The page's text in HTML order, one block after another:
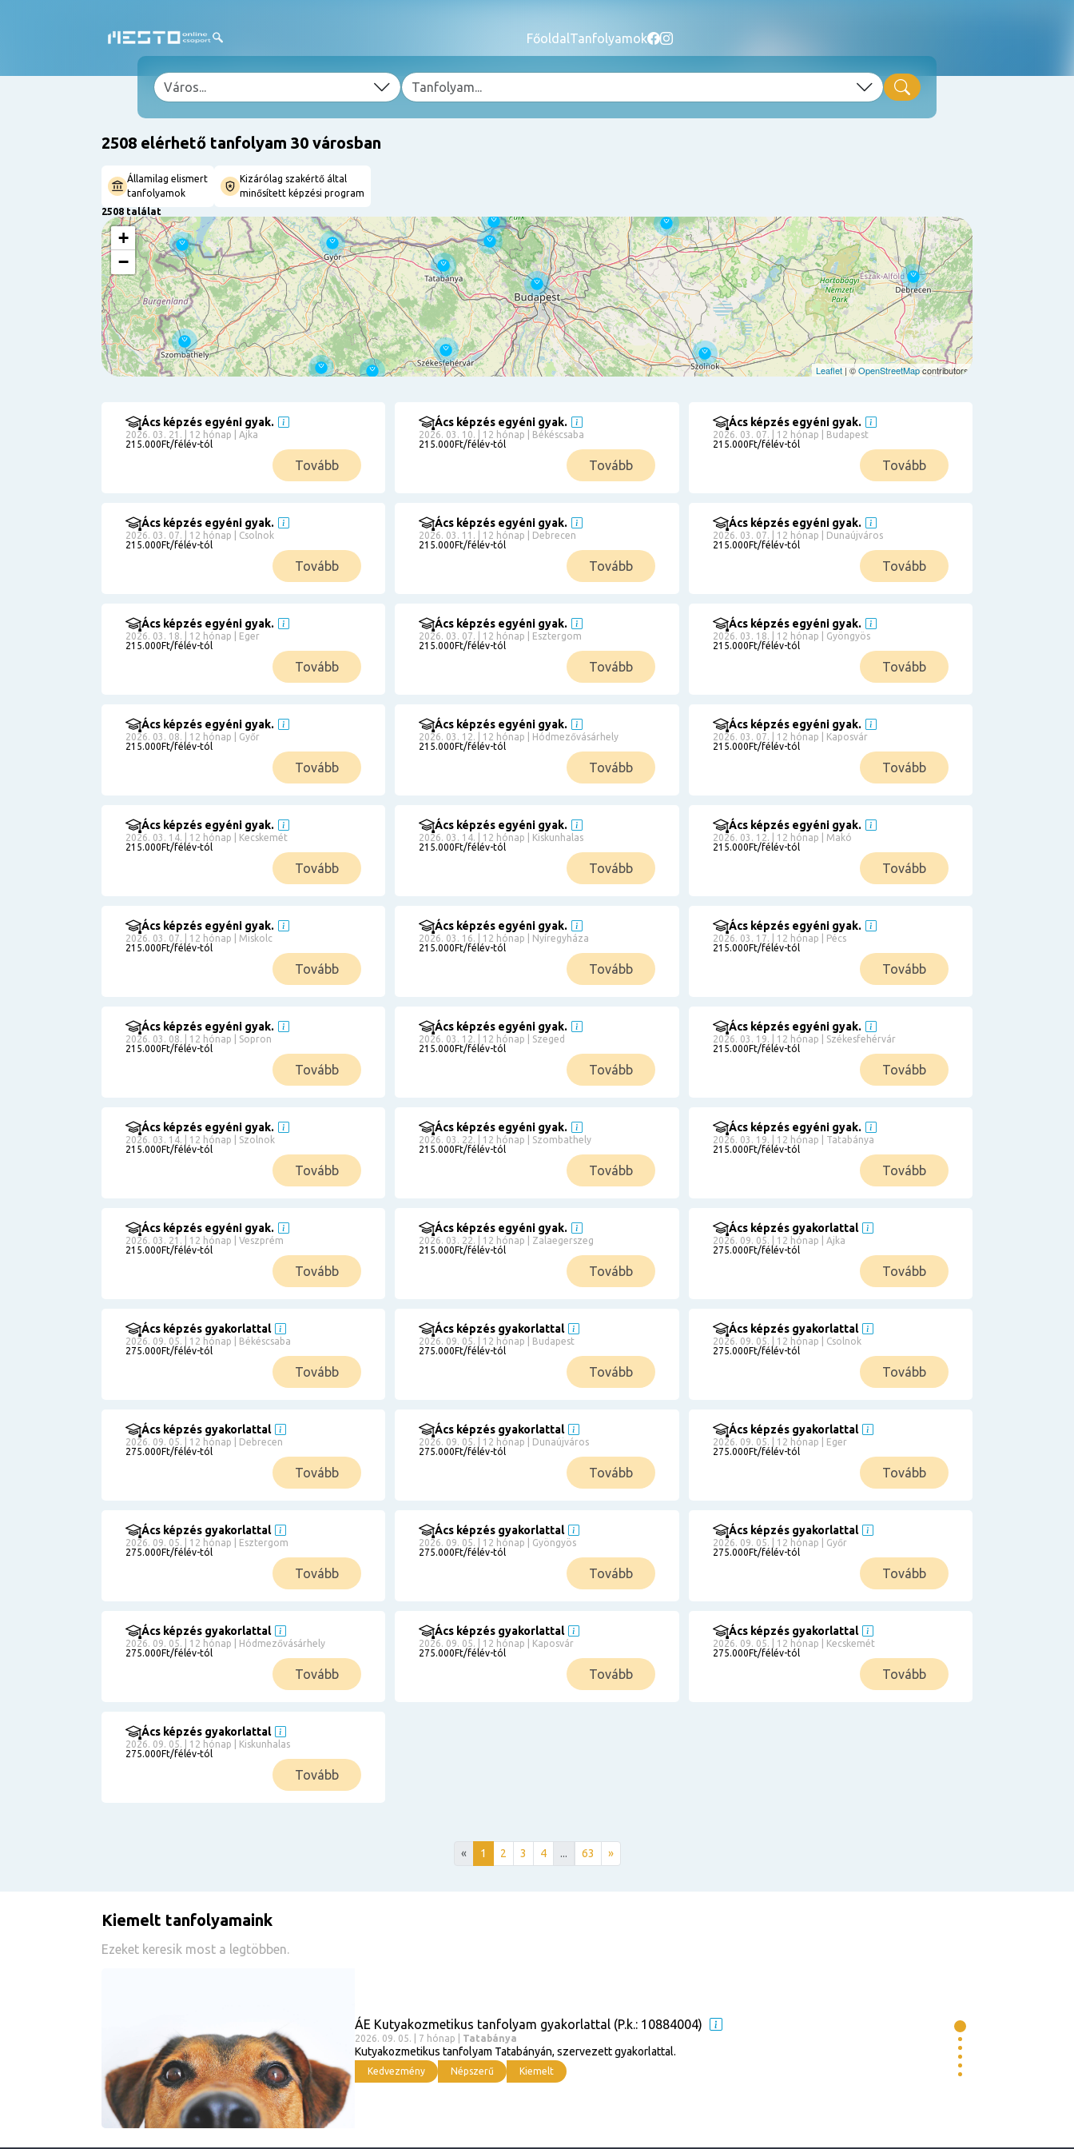
Főoldal Tanfolyamok
2508 elérhető tanfolyam 30 városban
Államilag elismert
tanfolyamok
Kizárólag szakértő által
minősített képzési program
2508 találat
+
−
Leaflet | ©OpenStreetMapcontributors
Szűrés
Érettségi
Részletfizetéssel
Ács képzés egyéni gyak.
2026. 03. 21. | 12 hónap | Ajka
215.000Ft/félév-tól
Tovább
Ács képzés egyéni gyak.
2026. 03. 10. | 12 hónap | Békéscsaba
215.000Ft/félév-tól
Tovább
Ács képzés egyéni gyak.
2026. 03. 07. | 12 hónap | Budapest
215.000Ft/félév-tól
Tovább
Ács képzés egyéni gyak.
2026. 03. 07. | 12 hónap | Csolnok
215.000Ft/félév-tól
Tovább
Ács képzés egyéni gyak.
2026. 03. 11. | 12 hónap | Debrecen
215.000Ft/félév-tól
Tovább
Ács képzés egyéni gyak.
2026. 03. 07. | 12 hónap | Dunaújváros
215.000Ft/félév-tól
Tovább
Ács képzés egyéni gyak.
2026. 03. 18. | 12 hónap | Eger
215.000Ft/félév-tól
Tovább
Ács képzés egyéni gyak.
2026. 03. 07. | 12 hónap | Esztergom
215.000Ft/félév-tól
Tovább
Ács képzés egyéni gyak.
2026. 03. 18. | 12 hónap | Gyöngyös
215.000Ft/félév-tól
Tovább
Ács képzés egyéni gyak.
2026. 03. 08. | 12 hónap | Győr
215.000Ft/félév-tól
Tovább
Ács képzés egyéni gyak.
2026. 03. 12. | 12 hónap | Hódmezővásárhely
215.000Ft/félév-tól
Tovább
Ács képzés egyéni gyak.
2026. 03. 07. | 12 hónap | Kaposvár
215.000Ft/félév-tól
Tovább
Ács képzés egyéni gyak.
2026. 03. 14. | 12 hónap | Kecskemét
215.000Ft/félév-tól
Tovább
Ács képzés egyéni gyak.
2026. 03. 14. | 12 hónap | Kiskunhalas
215.000Ft/félév-tól
Tovább
Ács képzés egyéni gyak.
2026. 03. 12. | 12 hónap | Makó
215.000Ft/félév-tól
Tovább
Ács képzés egyéni gyak.
2026. 03. 07. | 12 hónap | Miskolc
215.000Ft/félév-tól
Tovább
Ács képzés egyéni gyak.
2026. 03. 16. | 12 hónap | Nyíregyháza
215.000Ft/félév-tól
Tovább
Ács képzés egyéni gyak.
2026. 03. 17. | 12 hónap | Pécs
215.000Ft/félév-tól
Tovább
Ács képzés egyéni gyak.
2026. 03. 08. | 12 hónap | Sopron
215.000Ft/félév-tól
Tovább
Ács képzés egyéni gyak.
2026. 03. 12. | 12 hónap | Szeged
215.000Ft/félév-tól
Tovább
Ács képzés egyéni gyak.
2026. 03. 19. | 12 hónap | Székesfehérvár
215.000Ft/félév-tól
Tovább
Ács képzés egyéni gyak.
2026. 03. 14. | 12 hónap | Szolnok
215.000Ft/félév-tól
Tovább
Ács képzés egyéni gyak.
2026. 03. 22. | 12 hónap | Szombathely
215.000Ft/félév-tól
Tovább
Ács képzés egyéni gyak.
2026. 03. 19. | 12 hónap | Tatabánya
215.000Ft/félév-tól
Tovább
Ács képzés egyéni gyak.
2026. 03. 21. | 12 hónap | Veszprém
215.000Ft/félév-tól
Tovább
Ács képzés egyéni gyak.
2026. 03. 22. | 12 hónap | Zalaegerszeg
215.000Ft/félév-tól
Tovább
Ács képzés gyakorlattal
2026. 09. 05. | 12 hónap | Ajka
275.000Ft/félév-tól
Tovább
Ács képzés gyakorlattal
2026. 09. 05. | 12 hónap | Békéscsaba
275.000Ft/félév-tól
Tovább
Ács képzés gyakorlattal
2026. 09. 05. | 12 hónap | Budapest
275.000Ft/félév-tól
Tovább
Ács képzés gyakorlattal
2026. 09. 05. | 12 hónap | Csolnok
275.000Ft/félév-tól
Tovább
Ács képzés gyakorlattal
2026. 09. 05. | 12 hónap | Debrecen
275.000Ft/félév-tól
Tovább
Ács képzés gyakorlattal
2026. 09. 05. | 12 hónap | Dunaújváros
275.000Ft/félév-tól
Tovább
Ács képzés gyakorlattal
2026. 09. 05. | 12 hónap | Eger
275.000Ft/félév-tól
Tovább
Ács képzés gyakorlattal
2026. 09. 05. | 12 hónap | Esztergom
275.000Ft/félév-tól
Tovább
Ács képzés gyakorlattal
2026. 09. 05. | 12 hónap | Gyöngyös
275.000Ft/félév-tól
Tovább
Ács képzés gyakorlattal
2026. 09. 05. | 12 hónap | Győr
275.000Ft/félév-tól
Tovább
Ács képzés gyakorlattal
2026. 09. 05. | 12 hónap | Hódmezővásárhely
275.000Ft/félév-tól
Tovább
Ács képzés gyakorlattal
2026. 09. 05. | 12 hónap | Kaposvár
275.000Ft/félév-tól
Tovább
Ács képzés gyakorlattal
2026. 09. 05. | 12 hónap | Kecskemét
275.000Ft/félév-tól
Tovább
Ács képzés gyakorlattal
2026. 09. 05. | 12 hónap | Kiskunhalas
275.000Ft/félév-tól
Tovább
« 1 2 3 4 ... 63 »
Kiemelt tanfolyamaink
Ezeket keresik most a legtöbben.
ÁE Kutyakozmetikus tanfolyam gyakorlattal (P.k.: 10884004)
2026. 09. 05. | 7 hónap | Tatabánya
Kutyakozmetikus tanfolyam Tatabányán, szervezett gyakorlattal.
Kedvezmény Népszerű Kiemelt